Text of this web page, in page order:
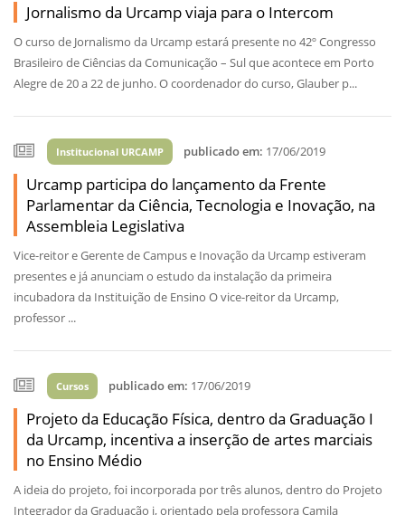
Jornalismo da Urcamp viaja para o Intercom
O curso de Jornalismo da Urcamp estará presente no 42º Congresso
Brasileiro de Ciências da Comunicação – Sul que acontece em Porto
Alegre de 20 a 22 de junho. O coordenador do curso, Glauber p...
Institucional URCAMP publicado em: 17/06/2019
Urcamp participa do lançamento da Frente
Parlamentar da Ciência, Tecnologia e Inovação, na
Assembleia Legislativa
Vice-reitor e Gerente de Campus e Inovação da Urcamp estiveram
presentes e já anunciam o estudo da instalação da primeira
incubadora da Instituição de Ensino O vice-reitor da Urcamp,
professor ...
Cursos publicado em: 17/06/2019
Projeto da Educação Física, dentro da Graduação I
da Urcamp, incentiva a inserção de artes marciais
no Ensino Médio
A ideia do projeto, foi incorporada por três alunos, dentro do Projeto
Integrador da Graduação i, orientado pela professora Camila